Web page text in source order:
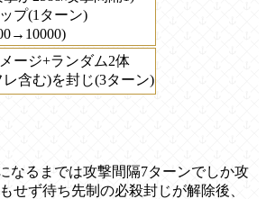
プ(1ターン)
ージ+ランダム2体
レ含む)を封じ(3ターン)
なるまでは攻撃間隔7ターンでしか攻
せず待ち先制の必殺封じが解除後、